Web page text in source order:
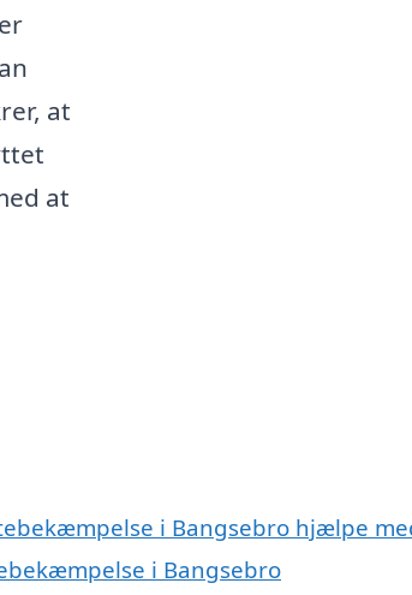
at
at
i Bangsebro hjælpe
i Bangsebro